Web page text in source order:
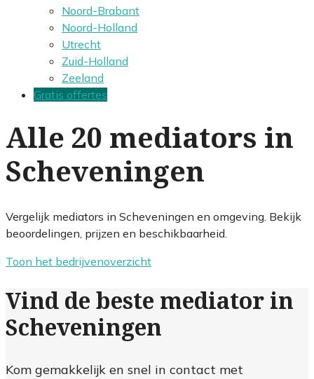
Noord-Brabant
Noord-Holland
Utrecht
Zuid-Holland
Zeeland
Gratis offertes
Alle 20 mediators in
Scheveningen
Vergelijk mediators in Scheveningen en omgeving. Bekijk
beoordelingen, prijzen en beschikbaarheid.
Toon het bedrijvenoverzicht
Vind de beste mediator in
Scheveningen
Kom gemakkelijk en snel in contact met